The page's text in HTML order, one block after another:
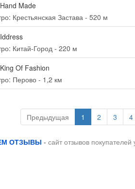
Hand Made
Крестьянская Застава - 520 м
Iddress
Китай-Город - 220 м
King Of Fashion
Перово - 1,2 км
Предыдущая 1 2 3 4
ОТЗЫВЫ - сайт отзывов покупателей